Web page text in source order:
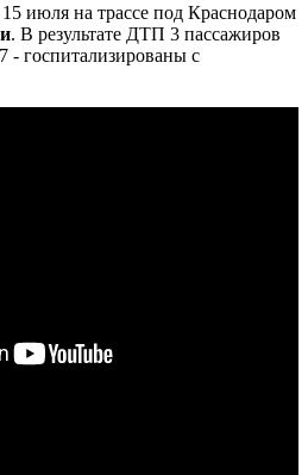
июля на трассе под Краснодаром
. В результате ДТП 3 пассажиров
- госпитализированы с